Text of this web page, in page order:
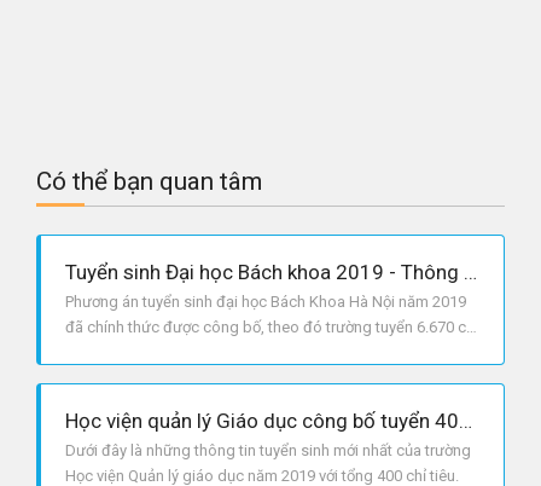
Có thể bạn quan tâm
Tuyển sinh Đại học Bách khoa 2019 - Thông tin cần biết
Phương án tuyển sinh đại học Bách Khoa Hà Nội năm 2019
đã chính thức được công bố, theo đó trường tuyển 6.670 chỉ
Học viện quản lý Giáo dục công bố tuyển 400 chỉ tiêu cho năm 2019
Dưới đây là những thông tin tuyển sinh mới nhất của trường
Học viện Quản lý giáo dục năm 2019 với tổng 400 chỉ tiêu.